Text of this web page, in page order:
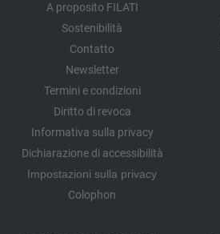
A proposito FILATI
Sostenibilità
Contatto
Newsletter
Termini e condizioni
Diritto di revoca
Informativa sulla privacy
Dichiarazione di accessibilità
Impostazioni sulla privacy
Colophon